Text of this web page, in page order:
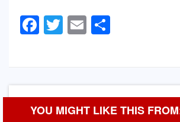
Facebook
Twitter
Email
YOU MIGHT LIKE THIS